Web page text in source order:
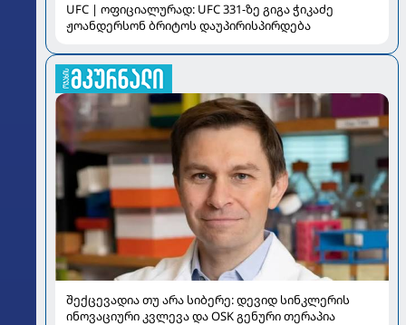
UFC | ოფიციალურად: UFC 331-ზე გიგა ჭიკაძე
ჟოანდერსონ ბრიტოს დაუპირისპირდება
შექცევადია თუ არა სიბერე: დევიდ სინკლერის
ინოვაციური კვლევა და OSK გენური თერაპია